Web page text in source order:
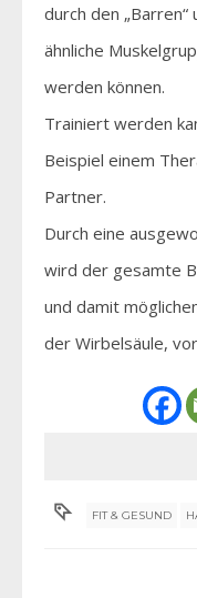
durch den „Barren“
ähnliche
werden können.
Trainiert werden
Beispiel einem
Partner.
Durch eine
wird der gesamte
und damit
der Wirbelsäule,
FIT & GESUND